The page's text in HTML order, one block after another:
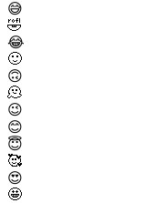
😅
🤣
😂
🙂
🙃
🫠
😉
😊
😇
🥰
😍
🤩